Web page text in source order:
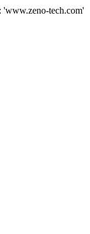
tech.com'